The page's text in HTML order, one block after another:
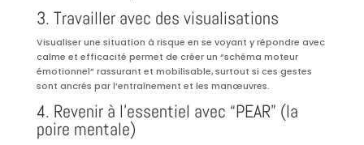
3. Travailler avec des visualisations
Visualiser une situation à risque en se voyant y répondre avec
calme et efficacité permet de créer un “schéma moteur
émotionnel” rassurant et mobilisable, surtout si ces gestes
sont ancrés par l’entraînement et les manœuvres.
4. Revenir à l’essentiel avec “PEAR” (la
poire mentale)